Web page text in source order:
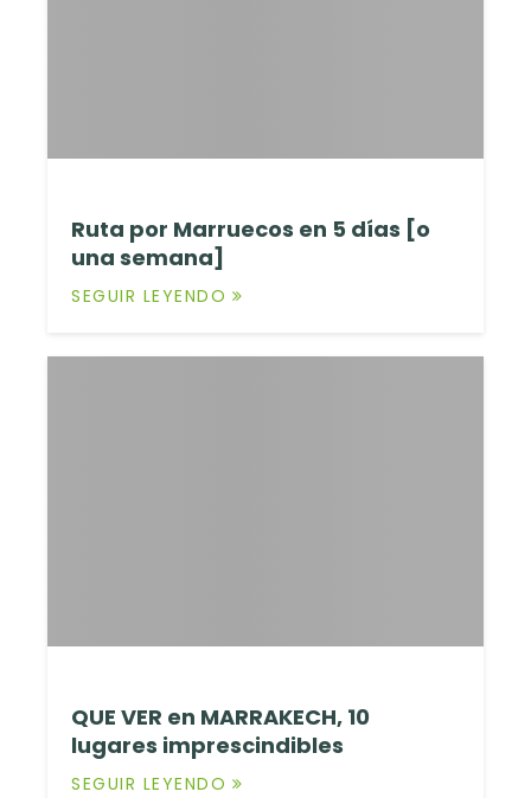
Ruta por Marruecos en 5 días [o
una semana]
SEGUIR LEYENDO
QUE VER en MARRAKECH, 10
lugares imprescindibles
SEGUIR LEYENDO